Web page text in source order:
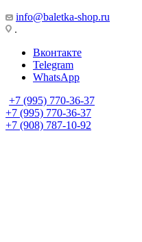
info@baletka-shop.ru
.
Вконтакте
Telegram
WhatsApp
+7 (995) 770-36-37
+7 (995) 770-36-37
+7 (908) 787-10-92